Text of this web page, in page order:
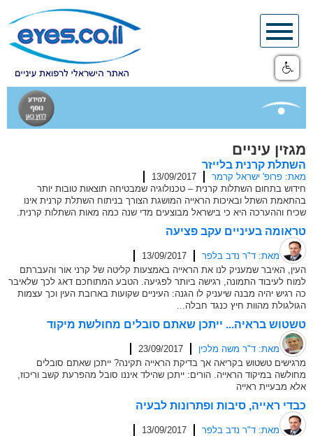
Skip
content
מגזין עיניים
השתלת קרנית בלייזר
מאת: פרופ' ישראל קרמר
13/09/2017
חידוש בתחום השתלות קרנית – טכנולוגיה שמבטיחה תוצאות טובות יותר
בהתאמת השתל ובאיכות הראייה המושגת הצורך בניתוח השתלת קרנית אינו
שכיח וההערכה היא כי בישראל מבוצעים מדי שנה כמה מאות השתלות קרנית.
טראומה בעיניים עקב פציעה
מאת: ד"ר נדב בלפר
13/09/2017
העין, האיבר שמעניק לנו את הראייה באמצעות קליטה של קרני אור והעברתם
למוח לעיבוד התמונה, רגישה ביותר לפגיעה. הטבע המתוחכם דאג לכך שלאיבר
כה רגיש יהיה מבנה שיעניק לו הגנה: העיניים שקועות בארובת העין וכך עצמות
הגולגולת מהוות חיץ כנגד חבלה...
טשטוש בראיה... ייתכן שאתם סובלים מחולשת מיקוד
מאת: ד"ר משה מלכין
23/09/2017
מרגישים טשטוש בקריאה אך בדיקת הראייה תקינה? ייתכן שאתם סובלים
מחולשה במיקוד הראייה. הורים: ייתכן שהילד איננו סובל מהפרעת קשב וריכוז,
אלא מבעיית ראייה
כבדי ראייה, סיבות ופתרונות לבעיה
מאת: ד"ר נדב בלפר
13/09/2017